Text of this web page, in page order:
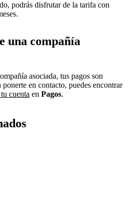
podrás disfrutar de la tarifa con
una compañía
asociada, tus pagos son
en contacto, puedes encontrar
cuenta en Pagos.